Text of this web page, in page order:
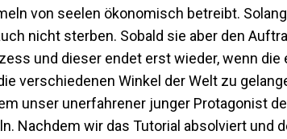
von seelen ökonomisch betreibt.
nicht sterben. Sobald sie aber den
und dieser endet erst wieder, wenn
verschiedenen Winkel der Welt zu
unser unerfahrener junger Protagonist
Nachdem wir das Tutorial absolviert und